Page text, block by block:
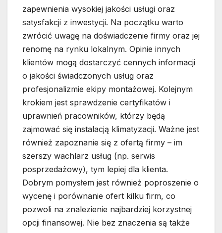
zapewnienia wysokiej jakości usługi oraz
satysfakcji z inwestycji. Na początku warto
zwrócić uwagę na doświadczenie firmy oraz jej
renomę na rynku lokalnym. Opinie innych
klientów mogą dostarczyć cennych informacji
o jakości świadczonych usług oraz
profesjonalizmie ekipy montażowej. Kolejnym
krokiem jest sprawdzenie certyfikatów i
uprawnień pracowników, którzy będą
zajmować się instalacją klimatyzacji. Ważne jest
również zapoznanie się z ofertą firmy – im
szerszy wachlarz usług (np. serwis
posprzedażowy), tym lepiej dla klienta.
Dobrym pomysłem jest również poproszenie o
wycenę i porównanie ofert kilku firm, co
pozwoli na znalezienie najbardziej korzystnej
opcji finansowej. Nie bez znaczenia są także